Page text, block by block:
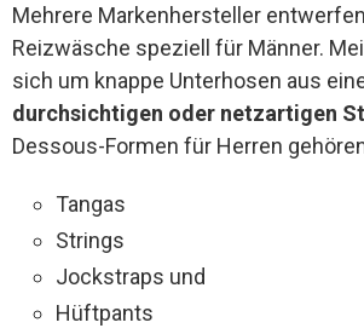
Mehrere Markenhersteller
Reizwäsche speziell für Männer.
sich um knappe Unterhosen aus
durchsichtigen oder netzartigen
Dessous-Formen für Herren
Tangas
Strings
Jockstraps und
Hüftpants